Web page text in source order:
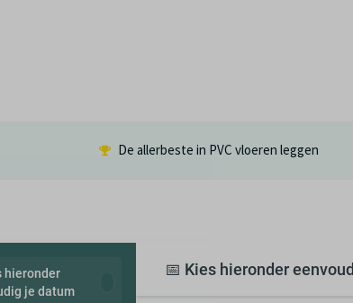
De allerbeste in PVC vloeren leggen
hieronder
je datum
📅 Kies hieronder